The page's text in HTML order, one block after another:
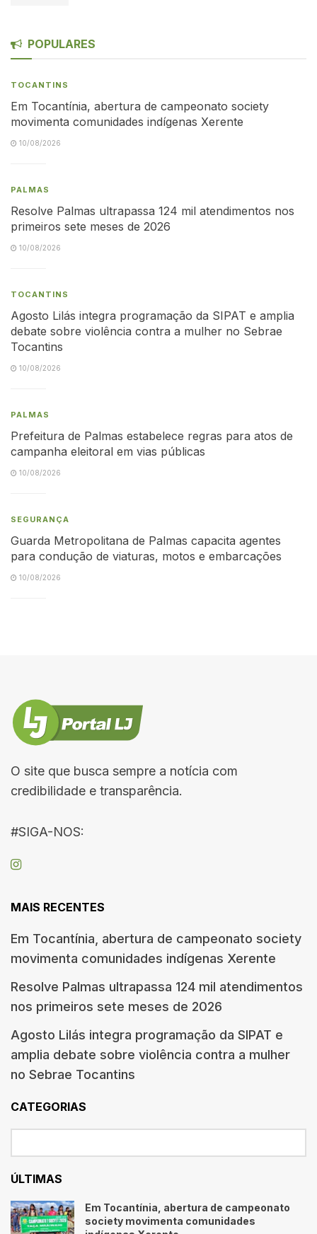
POPULARES
TOCANTINS
Em Tocantínia, abertura de campeonato society
movimenta comunidades indígenas Xerente
10/08/2026
PALMAS
Resolve Palmas ultrapassa 124 mil atendimentos nos
primeiros sete meses de 2026
10/08/2026
TOCANTINS
Agosto Lilás integra programação da SIPAT e amplia
debate sobre violência contra a mulher no Sebrae
Tocantins
10/08/2026
PALMAS
Prefeitura de Palmas estabelece regras para atos de
campanha eleitoral em vias públicas
10/08/2026
SEGURANÇA
Guarda Metropolitana de Palmas capacita agentes
para condução de viaturas, motos e embarcações
10/08/2026
O site que busca sempre a notícia com
credibilidade e transparência.
#SIGA-NOS:
MAIS RECENTES
Em Tocantínia, abertura de campeonato society
movimenta comunidades indígenas Xerente
Resolve Palmas ultrapassa 124 mil atendimentos
nos primeiros sete meses de 2026
Agosto Lilás integra programação da SIPAT e
amplia debate sobre violência contra a mulher
no Sebrae Tocantins
CATEGORIAS
ÚLTIMAS
Em Tocantínia, abertura de campeonato
society movimenta comunidades